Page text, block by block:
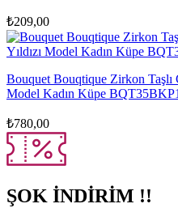
₺209,00
Bouquet Bouqtique Zirkon Taşlı
Model Kadın Küpe
₺780,00
ŞOK İNDİRİM !!